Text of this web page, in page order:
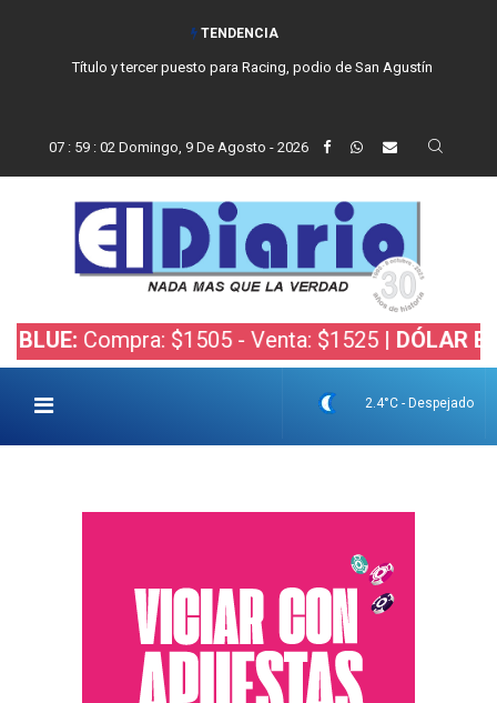
TENDENCIA
Título y tercer puesto para Racing, podio de San Agustín
07 : 59 : 03 Domingo, 9 De Agosto - 2026
$1505 - Venta: $1525 |DÓLAR BOLSA:
2.4°C - Despejado